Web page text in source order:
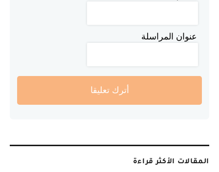
عنوان المراسلة
أترك تعليقا
المقالات الأكثر قراءة